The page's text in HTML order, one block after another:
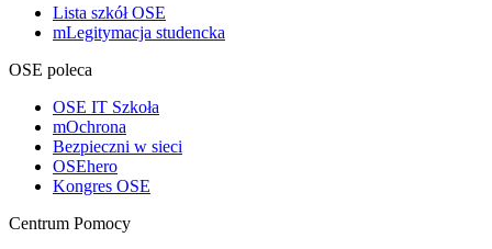
Lista szkół OSE
mLegitymacja studencka
OSE poleca
OSE IT Szkoła
mOchrona
Bezpieczni w sieci
OSEhero
Kongres OSE
Centrum Pomocy